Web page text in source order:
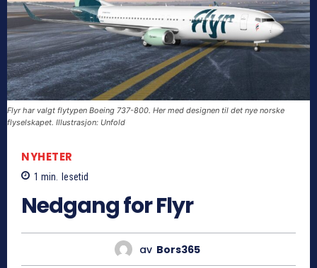
Flyr har valgt flytypen Boeing 737-800. Her med designen til det nye norske
flyselskapet. Illustrasjon: Unfold
NYHETER
1 min. lesetid
Nedgang for Flyr
av Bors365